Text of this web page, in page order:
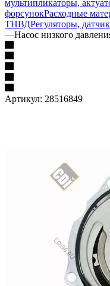
мультипликаторы,
форсунокРасходные
ТНВДРегуляторы,
—Насос низкого
Артикул: 28516849